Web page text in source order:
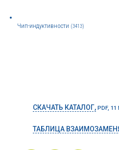
Чип-индуктивности (3413)
СКАЧАТЬ КАТАЛОГ, PDF, 11
ТАБЛИЦА